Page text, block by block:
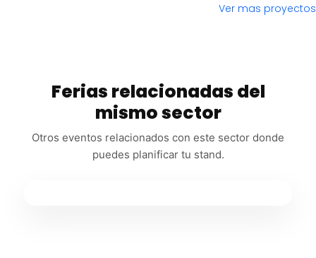
Ver mas proyectos
Ferias relacionadas del
mismo sector
Otros eventos relacionados con este sector donde
puedes planificar tu stand.